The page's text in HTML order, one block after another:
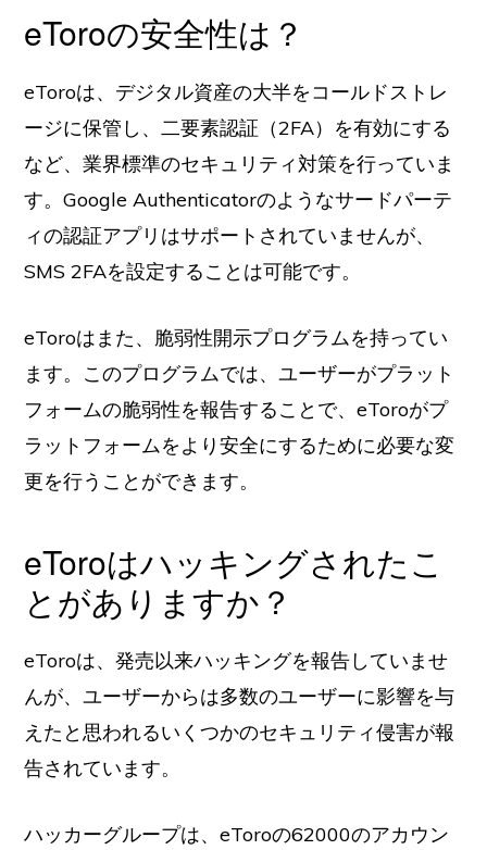
eToroの安全性は？
eToroは、デジタル資産の大半をコールドストレ
ージに保管し、二要素認証（2FA）を有効にする
など、業界標準のセキュリティ対策を行っていま
す。Google Authenticatorのようなサードパーテ
ィの認証アプリはサポートされていませんが、
SMS 2FAを設定することは可能です。
eToroはまた、脆弱性開示プログラムを持ってい
ます。このプログラムでは、ユーザーがプラット
フォームの脆弱性を報告することで、eToroがプ
ラットフォームをより安全にするために必要な変
更を行うことができます。
eToroはハッキングされたこ
とがありますか？
eToroは、発売以来ハッキングを報告していませ
んが、ユーザーからは多数のユーザーに影響を与
えたと思われるいくつかのセキュリティ侵害が報
告されています。
ハッカーグループは、eToroの62000のアカウン